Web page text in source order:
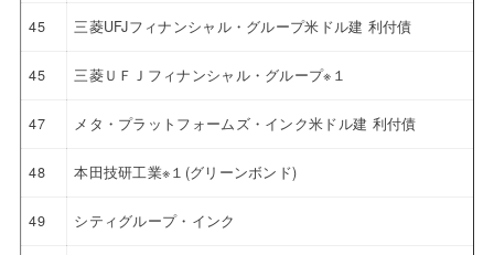
45 三菱UFJフィナンシャル・グループ米ドル建 利付債
45 三菱ＵＦＪフィナンシャル・グループ※１
47 メタ・プラットフォームズ・インク米ドル建 利付債
48 本田技研工業※１(グリーンボンド)
49 シティグループ・インク